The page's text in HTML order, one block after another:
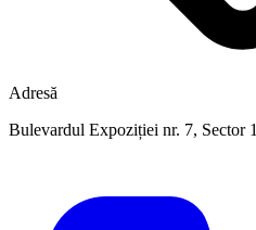
Adresă
Bulevardul Expoziției nr. 7, Sector 1